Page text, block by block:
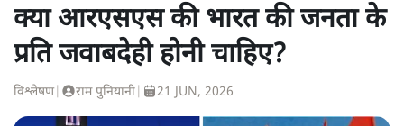
क्या आरएसएस की भारत की जनता के
प्रति जवाबदेही होनी चाहिए?
विश्लेषण| राम पुनियानी 21 JUN, 2026